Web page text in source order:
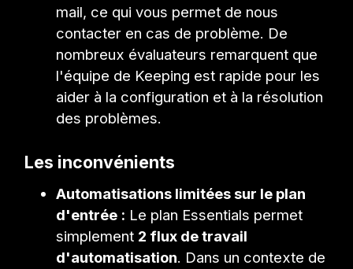
mail, ce qui vous permet de nous
contacter en cas de problème. De
nombreux évaluateurs remarquent que
l'équipe de Keeping est rapide pour les
aider à la configuration et à la résolution
des problèmes.
Les inconvénients
Automatisations limitées sur le plan
d'entrée : Le plan Essentials permet
simplement 2 flux de travail
d'automatisation. Dans un contexte de